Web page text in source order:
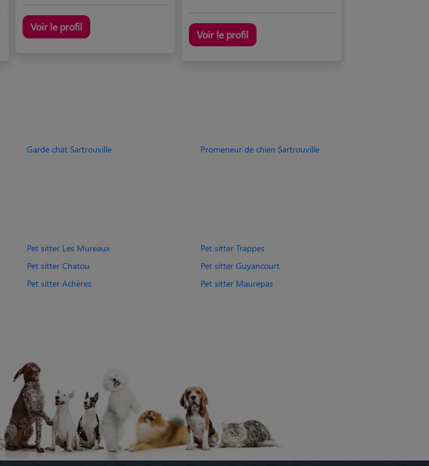
Voir le profil
Voir le profil
Garde chat Sartrouville Promeneur de chien Sartrouville
Pet sitter Les Mureaux
Pet sitter Trappes
Pet sitter Chatou
Pet sitter Guyancourt
Pet sitter Achères
Pet sitter Maurepas